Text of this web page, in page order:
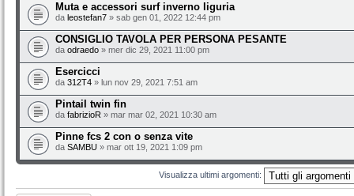
Muta e accessori surf inverno liguria
da leostefan7 » sab gen 01, 2022 12:44 pm
CONSIGLIO TAVOLA PER PERSONA PESANTE
da odraedo » mer dic 29, 2021 11:00 pm
Esercicci
da 312T4 » lun nov 29, 2021 7:51 am
Pintail twin fin
da fabrizioR » mar mar 02, 2021 10:30 am
Pinne fcs 2 con o senza vite
da SAMBU » mar ott 19, 2021 1:09 pm
Visualizza ultimi argomenti: